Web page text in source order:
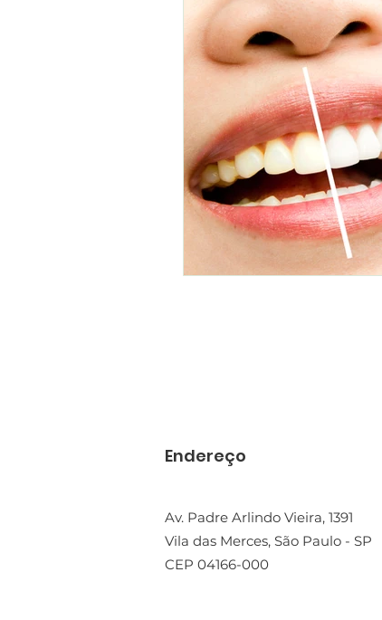
Endereço
Av. Padre Arlindo Vieira, 1391
Vila das Merces, São Paulo - SP
CEP 04166-000